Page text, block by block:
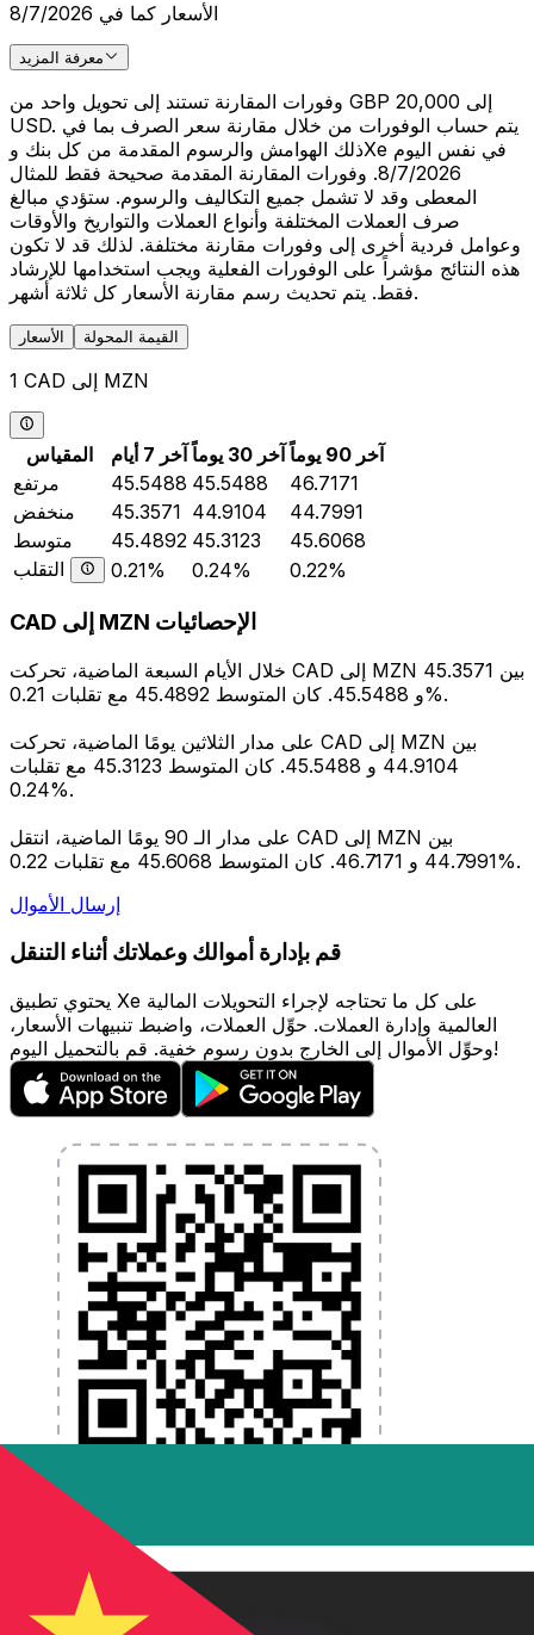
الأسعار كما في 8/7/2026
معرفة المزيد
وفورات المقارنة تستند إلى تحويل واحد من GBP 20,000 إلى
USD. يتم حساب الوفورات من خلال مقارنة سعر الصرف بما في
ذلك الهوامش والرسوم المقدمة من كل بنك وXe في نفس اليوم
8/7/2026. وفورات المقارنة المقدمة صحيحة فقط للمثال
المعطى وقد لا تشمل جميع التكاليف والرسوم. ستؤدي مبالغ
صرف العملات المختلفة وأنواع العملات والتواريخ والأوقات
وعوامل فردية أخرى إلى وفورات مقارنة مختلفة. لذلك قد لا تكون
هذه النتائج مؤشراً على الوفورات الفعلية ويجب استخدامها للإرشاد
فقط. يتم تحديث رسم مقارنة الأسعار كل ثلاثة أشهر.
الأسعار القيمة المحولة
1 CAD إلى MZN
المقياس آخر 7 أيام آخر 30 يوماً
آخر 90 يوماً
مرتفع
45.5488 45.5488
46.7171
منخفض
45.3571 44.9104
44.7991
متوسط
45.4892 45.3123
45.6068
التقلب
0.21% 0.24% 0.22%
CAD إلى MZN الإحصائيات
خلال الأيام السبعة الماضية، تحركت CAD إلى MZN بين 45.3571
و 45.5488. كان المتوسط 45.4892 مع تقلبات 0.21%.
على مدار الثلاثين يومًا الماضية، تحركت CAD إلى MZN بين
44.9104 و 45.5488. كان المتوسط 45.3123 مع تقلبات
0.24%.
على مدار الـ 90 يومًا الماضية، انتقل CAD إلى MZN بين
44.7991 و 46.7171. كان المتوسط 45.6068 مع تقلبات 0.22%.
إرسال الأموال
قم بإدارة أموالك وعملاتك أثناء التنقل
يحتوي تطبيق Xe على كل ما تحتاجه لإجراء التحويلات المالية
العالمية وإدارة العملات. حوِّل العملات، واضبط تنبيهات الأسعار،
وحوِّل الأموال إلى الخارج بدون رسوم خفية. قم بالتحميل اليوم!